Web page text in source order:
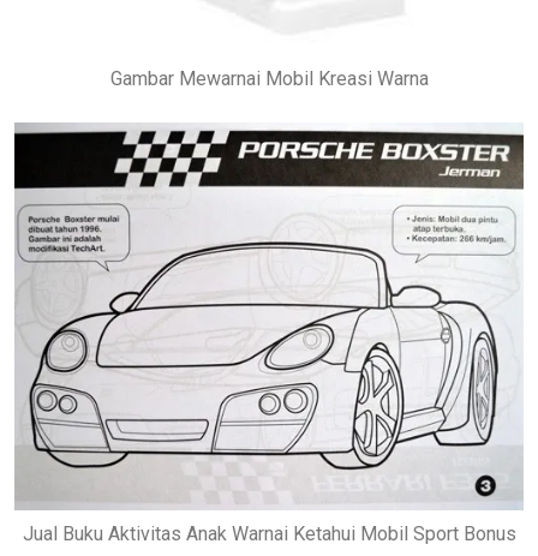
Gambar Mewarnai Mobil Kreasi Warna
Jual Buku Aktivitas Anak Warnai Ketahui Mobil Sport Bonus